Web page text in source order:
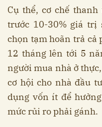
Cụ thể, cơ chế
trước 10-30% giá trị
chọn tạm hoãn trả
12 tháng lên tới 5
người mua nhà ở
cơ hội cho nhà đầu
dụng vốn ít để
mức rủi ro phải gánh.